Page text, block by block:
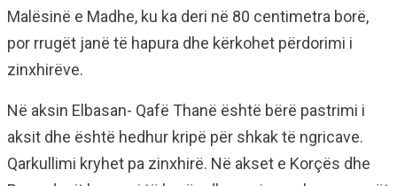
Malësinë e Madhe, ku ka deri në 80 centimetra borë,
por rrugët janë të hapura dhe kërkohet përdorimi i
zinxhirëve.
Në aksin Elbasan- Qafë Thanë është bërë pastrimi i
aksit dhe është hedhur kripë për shkak të ngricave.
Qarkullimi kryhet pa zinxhirë. Në akset e Korçës dhe